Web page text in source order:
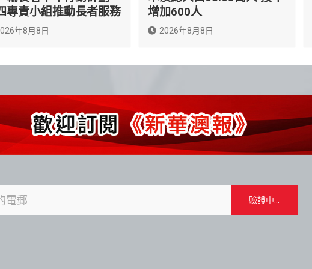
專責小組推動長者服務
年8月8日
增加600人
2026年8月8日